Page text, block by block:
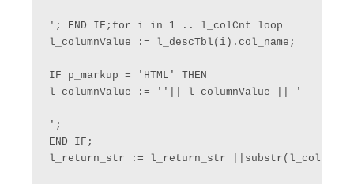
'; END IF;for i in 1 .. l_colCnt loop
l_columnValue := l_descTbl(i).col_name;
IF p_markup = 'HTML' THEN
l_columnValue := ''|| l_columnValue || '
';
END IF;
l_return_str := l_return_str